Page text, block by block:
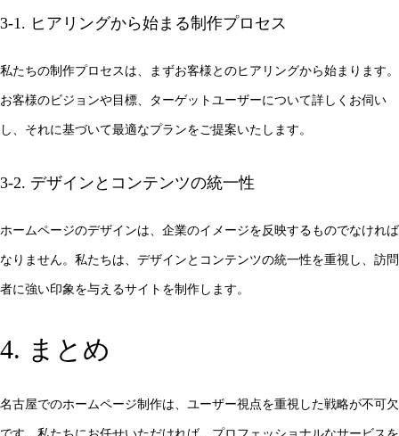
3-1. ヒアリングから始まる制作プロセス
私たちの制作プロセスは、まずお客様とのヒアリングから始まります。
お客様のビジョンや目標、ターゲットユーザーについて詳しくお伺い
し、それに基づいて最適なプランをご提案いたします。
3-2. デザインとコンテンツの統一性
ホームページのデザインは、企業のイメージを反映するものでなければ
なりません。私たちは、デザインとコンテンツの統一性を重視し、訪問
者に強い印象を与えるサイトを制作します。
4. まとめ
名古屋でのホームページ制作は、ユーザー視点を重視した戦略が不可欠